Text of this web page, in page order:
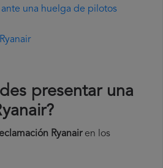
ante una huelga de pilotos
presentar una
?
Ryanairen los